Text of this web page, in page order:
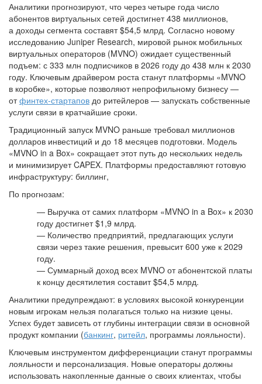
Аналитики прогнозируют, что через четыре года число
абонентов виртуальных сетей достигнет 438 миллионов,
а доходы сегмента составят $54,5 млрд. Согласно новому
исследованию Juniper Research, мировой рынок мобильных
виртуальных операторов (MVNO) ожидает существенный
подъем: с 333 млн подписчиков в 2026 году до 438 млн к 2030
году. Ключевым драйвером роста станут платформы «MVNO
в коробке», которые позволяют непрофильному бизнесу —
отфинтех-стартапов до ритейлеров — запускать собственные
услуги связи в кратчайшие сроки.
Традиционный запуск MVNO раньше требовал миллионов
долларов инвестиций и до 18 месяцев подготовки. Модель
«MVNO in a Box» сокращает этот путь до нескольких недель
и минимизирует CAPEX. Платформы предоставляют готовую
инфраструктуру: биллинг,
По прогнозам:
— Выручка от самих платформ «MVNO in a Box» к 2030
году достигнет $1,9 млрд.
— Количество предприятий, предлагающих услуги
связи через такие решения, превысит 600 уже к 2029
году.
— Суммарный доход всех MVNO от абонентской платы
к концу десятилетия составит $54,5 млрд.
Аналитики предупреждают: в условиях высокой конкуренции
новым игрокам нельзя полагаться только на низкие цены.
Успех будет зависеть от глубины интеграции связи в основной
продукт компании (банкинг, ритейл, программы лояльности).
Ключевым инструментом дифференциации станут программы
лояльности и персонализация. Новые операторы должны
использовать накопленные данные о своих клиентах, чтобы